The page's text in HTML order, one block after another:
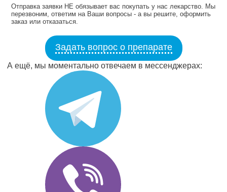
Отправка заявки НЕ обязывает вас покупать у нас лекарство. Мы
перезвоним, ответим на Ваши вопросы - а вы решите, оформить
заказ или отказаться.
Задать вопрос о препарате
А ещё, мы моментально отвечаем в мессенджерах: